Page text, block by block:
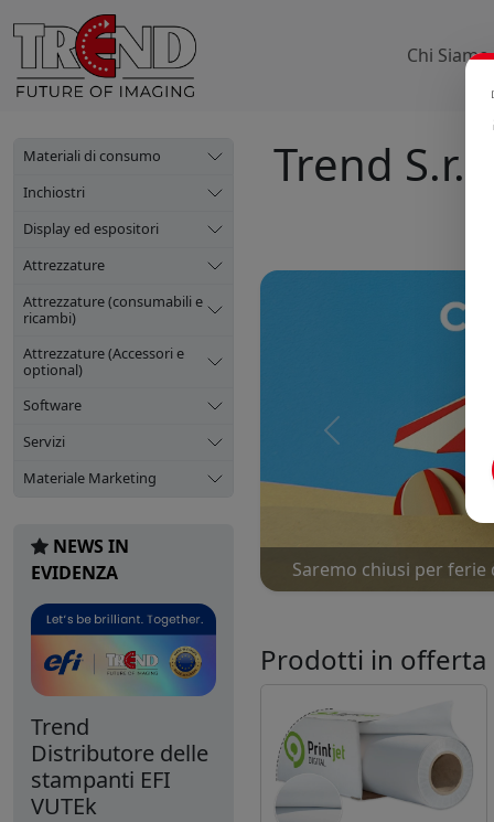
Chi Siamo
Materiali di consumo
Inchiostri
Display ed espositori
Attrezzature
Attrezzature (consumabili e
ricambi)
Attrezzature (Accessori e
optional)
Software
Servizi
Materiale Marketing
NEWS IN
EVIDENZA
Trend
Distributore delle
stampanti EFI
VUTEk
Trend S.r.l.
Saremo chiusi per
Precedente
Prodotti in offerta